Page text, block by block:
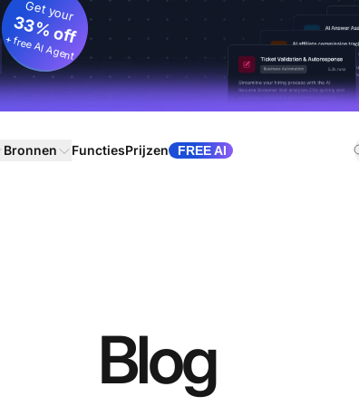
Get your
33% off
+ free AI Agent
Bronnen FunctiesPrijzen FREE AI
Blog